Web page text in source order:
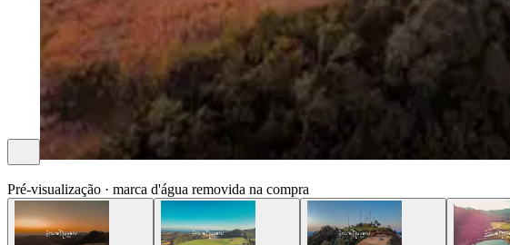
Pré-visualização · marca d'água removida na compra